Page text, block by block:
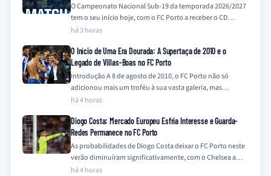
O Campeonato Nacional Sub-19 da temporada 2026/2027
tem o seu início hoje, com o FC Porto a receber o CD
Feirense no…
há 3 horas
O Início de Uma Era Dourada: A Supertaça de 2010 e o
Legado de Villas-Boas no FC Porto
Introdução A 8 de agosto de 2010, o FC Porto não só
adicionou mais um troféu à sua vasta galeria, mas
também…
há 4 horas
Diogo Costa: Mercado Europeu Esfria Interesse e Guarda-
Redes Permanece no FC Porto
As probabilidades de Diogo Costa deixar o FC Porto neste
verão diminuíram significativamente, com o Chelsea a
descartar o interesse e outros…
há 4 horas